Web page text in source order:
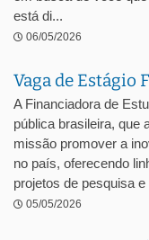
está di...
06/05/2026
Vaga de Estágio
A Financiadora de
pública brasileira, que
missão promover a
no país, oferecendo
projetos de pesquisa
05/05/2026